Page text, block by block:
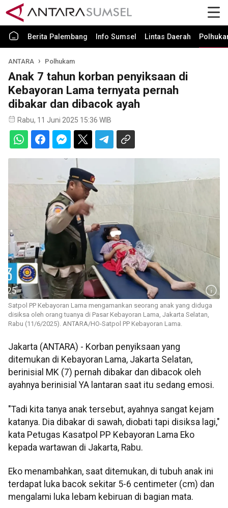
Berita Palembang Info Sumsel Lintas Daerah
ANTARA Polhukam
Anak 7 tahun korban penyiksaan di
Kebayoran Lama ternyata pernah
dibakar dan dibacok ayah
Rabu, 11 Juni 2025 15:36 WIB
Satpol PP Kebayoran Lama mengamankan seorang anak yang diduga
disiksa oleh orang tuanya di Pasar Kebayoran Lama, Jakarta Selatan,
Rabu (11/6/2025). ANTARA/HO-Satpol PP Kebayoran Lama.
Jakarta (ANTARA) - Korban penyiksaan yang
ditemukan di Kebayoran Lama, Jakarta Selatan,
berinisial MK (7) pernah dibakar dan dibacok oleh
ayahnya berinisial YA lantaran saat itu sedang emosi.
"Tadi kita tanya anak tersebut, ayahnya sangat kejam
katanya. Dia dibakar di sawah, diobati tapi disiksa lagi,"
kata Petugas Kasatpol PP Kebayoran Lama Eko
kepada wartawan di Jakarta, Rabu.
Eko menambahkan, saat ditemukan, di tubuh anak ini
terdapat luka bacok sekitar 5-6 centimeter (cm) dan
mengalami luka lebam kebiruan di bagian mata.